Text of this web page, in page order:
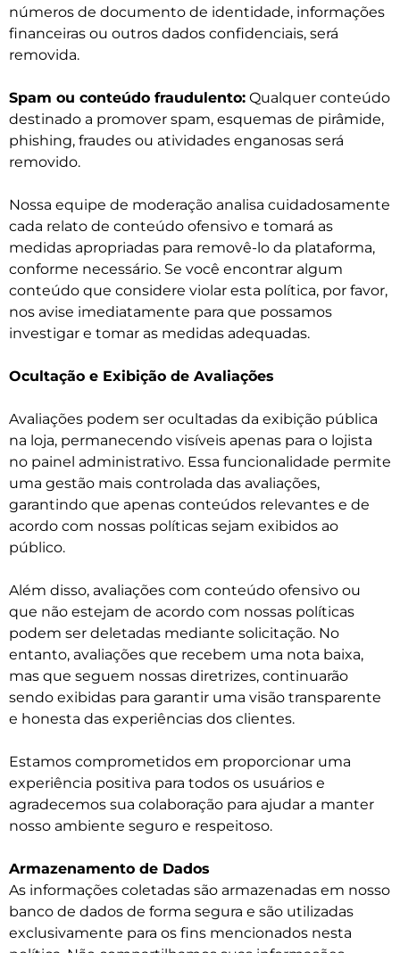
números de documento de identidade, informações
financeiras ou outros dados confidenciais, será
removida.
Spam ou conteúdo fraudulento: Qualquer conteúdo
destinado a promover spam, esquemas de pirâmide,
phishing, fraudes ou atividades enganosas será
removido.
Nossa equipe de moderação analisa cuidadosamente
cada relato de conteúdo ofensivo e tomará as
medidas apropriadas para removê-lo da plataforma,
conforme necessário. Se você encontrar algum
conteúdo que considere violar esta política, por favor,
nos avise imediatamente para que possamos
investigar e tomar as medidas adequadas.
Ocultação e Exibição de Avaliações
Avaliações podem ser ocultadas da exibição pública
na loja, permanecendo visíveis apenas para o lojista
no painel administrativo. Essa funcionalidade permite
uma gestão mais controlada das avaliações,
garantindo que apenas conteúdos relevantes e de
acordo com nossas políticas sejam exibidos ao
público.
Além disso, avaliações com conteúdo ofensivo ou
que não estejam de acordo com nossas políticas
podem ser deletadas mediante solicitação. No
entanto, avaliações que recebem uma nota baixa,
mas que seguem nossas diretrizes, continuarão
sendo exibidas para garantir uma visão transparente
e honesta das experiências dos clientes.
Estamos comprometidos em proporcionar uma
experiência positiva para todos os usuários e
agradecemos sua colaboração para ajudar a manter
nosso ambiente seguro e respeitoso.
Armazenamento de Dados
As informações coletadas são armazenadas em nosso
banco de dados de forma segura e são utilizadas
exclusivamente para os fins mencionados nesta